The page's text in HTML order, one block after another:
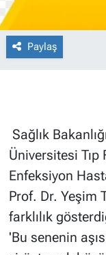
Paylaş
Sağlık
Üniversitesi
Enfeksiyon
Prof. Dr. Yeşim
farklılık
'Bu senenin